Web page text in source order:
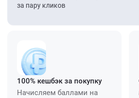
за пару кликов
100% кешбэк за покупку
Начисляем баллами на